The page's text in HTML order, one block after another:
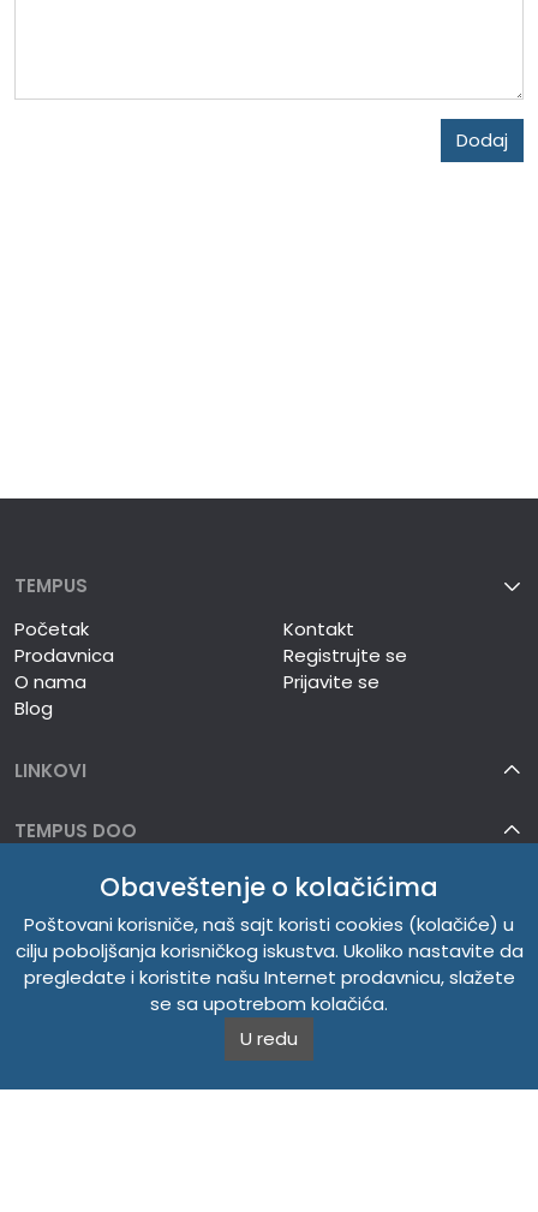
Dodaj
TEMPUS
Početak
Prodavnica
O nama
Blog
Kontakt
Registrujte se
Prijavite se
LINKOVI
TEMPUS DOO
INFORMACIJE
O NAMA
Obaveštenje o kolačićima
Poštovani korisniče, naš sajt koristi cookies (kolačiće) u
cilju poboljšanja korisničkog iskustva. Ukoliko nastavite da
pregledate i koristite našu Internet prodavnicu, slažete
se sa upotrebom kolačića.
U redu